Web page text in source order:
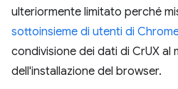
ulteriormente limitato perché
sottoinsieme di utenti di
condivisione dei dati di CrUX al
dell'installazione del browser.